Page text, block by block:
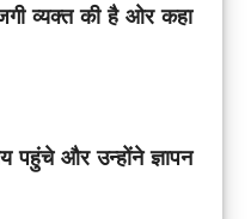
व्यक्त की है ओर कहा
पहुंचे और उन्होंने ज्ञापन